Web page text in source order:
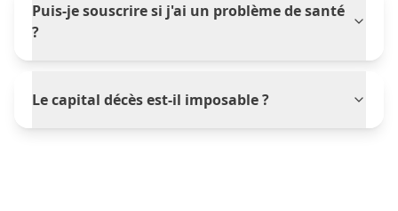
Puis-je souscrire si j'ai un problème de santé
?
Le capital décès est-il imposable ?